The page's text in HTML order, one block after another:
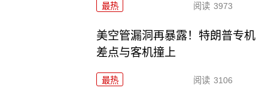
最热 阅读 3973
美空管漏洞再暴露！特朗普专机
差点与客机撞上
最热 阅读 3106